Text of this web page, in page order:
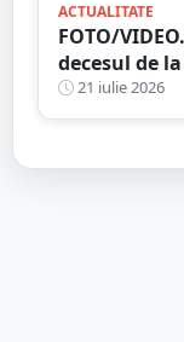
ACTUALITATE
FOTO/
decesul de
avocat
21 iulie 2026